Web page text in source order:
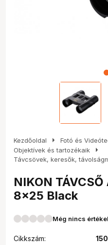
Kezdőoldal arrow_right Fotó és
Objektívek és tartozékaik arrow_right
Távcsövek, keresők,
NIKON
8x25 Black
Még nincs
Cikkszám: